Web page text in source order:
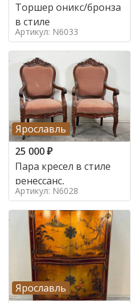
Торшер оникс/бронза
в стиле
Артикул: N6033
Ярославль
25 000₽
Пара кресел в стиле
ренессанс,
Артикул: N6028
Ярославль